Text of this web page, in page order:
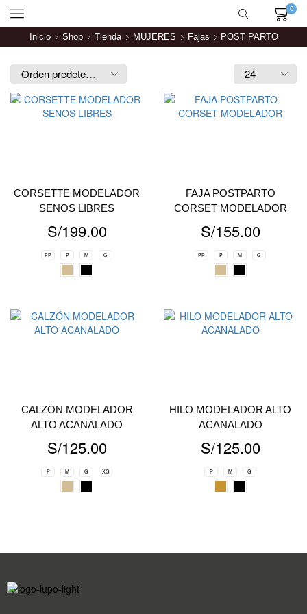
0
Inicio Shop Tienda MUJERES Fajas POST PARTO
CORSETTE MODELADOR
SENOS LIBRES
S/199.00
PP P M G
FAJA POSTPARTO
CORSET MODELADOR
S/155.00
PP P M G
CALZÓN MODELADOR
ALTO ACANALADO
S/125.00
P M G XG
HILO MODELADOR ALTO
ACANALADO
S/125.00
P M G